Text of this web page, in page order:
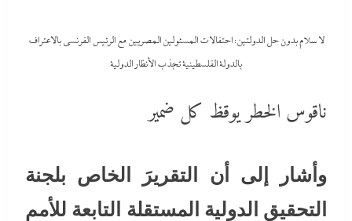
لا سلام بدون حل الدولتين: احتفالات المسئولين المصريين مع الرئيس الفرنسي بالاعتراف
بالدولة الفلسطينية تجذب الأنظار الدولية
ناقوس الخطر يوقظ كل ضمير
وأشار إلى أن التقريرَ الخاص بلجنة
التحقيق الدولية المستقلة التابعة للأمم